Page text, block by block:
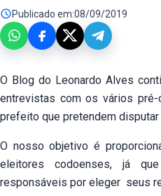
Publicado em:08/09/2019
O Blog do Leonardo Alves
entrevistas com os vários
prefeito que pretendem
O nosso objetivo é
eleitores codoenses, já
responsáveis por eleger seus